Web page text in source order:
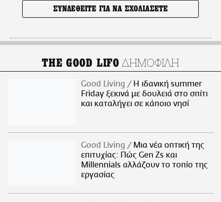
ΣΥΝΔΕΘΕΙΤΕ ΓΙΑ ΝΑ ΣΧΟΛΙΑΣΕΤΕ
THE GOOD LIFO ΔΗΜΟΦΙΛΗ
Good Living
Η ιδανική summer
Friday ξεκινά με δουλειά στο σπίτι
και καταλήγει σε κάποιο νησί
Good Living
Μια νέα οπτική της
επιτυχίας: Πώς Gen Zs και
Millennials αλλάζουν το τοπίο της
εργασίας